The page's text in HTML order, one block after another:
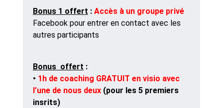
Bonus 1 offert :​ Accès à un groupe privé
Facebook pour entrer en contact avec les
autres participants
Bonus offert :
• 1h de coaching GRATUIT en visio avec
l’une de nous deux(pour les 5 premiers
insrits)